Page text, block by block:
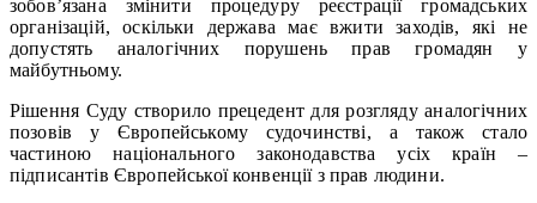
зобов’язана змінити процедуру реєстрації громадських
організацій, оскільки держава має вжити заходів, які не
допустять аналогічних порушень прав громадян у
майбутньому.
Рішення Суду створило прецедент для розгляду аналогічних
позовів у Європейському судочинстві, а також стало
частиною національного законодавства усіх країн –
підписантів Європейської конвенції з прав людини.